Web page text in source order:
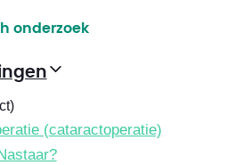
onderzoek
(cataractoperatie)